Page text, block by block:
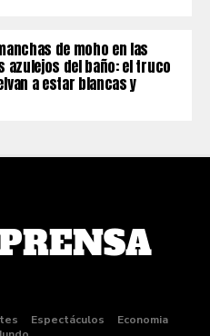
de moho en las
azulejos del baño: el truco
a estar blancas y
Espectáculos
Economia